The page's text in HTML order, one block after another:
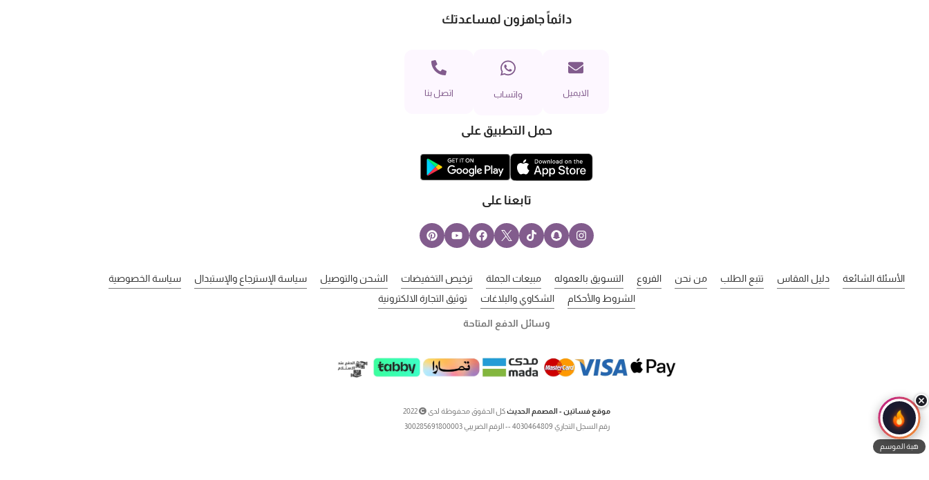
دائماً جاهزون لمساعدتك
الايميل واتساب اتصل بنا
حمل التطبيق على
تابعنا على
الأسئلة الشائعة دليل المقاس تتبع الطلب من نحن الفروع التسويق بالعموله مبيعات الجملة ترخيص التخفيضات الشحن والتوصيل سياسة الإسترجاع والإستبدال
سياسة الخصوصية
الشروط والأحكام
الشكاوي والبلاغات توثيق التجارة الالكترونية
وسائل الدفع المتاحة
موقع فساتين - المصمم الحديثكل الحقوق محفوظة لدى
رقم السجل التجاري 4030464809 -- الرقم الضريبي 300285691800003
هبة الموسم